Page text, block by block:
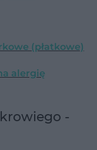
(płatkowe)
alergię
-